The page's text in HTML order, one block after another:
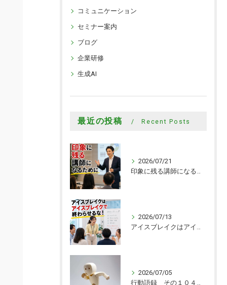
コミュニケーション
セミナー案内
ブログ
企業研修
生成AI
最近の投稿 Recent Posts
2026/07/21
印象に残る講師になるために
2026/07/13
アイスブレイクはアイスブレイクで終わらせるな！
2026/07/05
行動語録 その１０４０ 行動あるのみ！